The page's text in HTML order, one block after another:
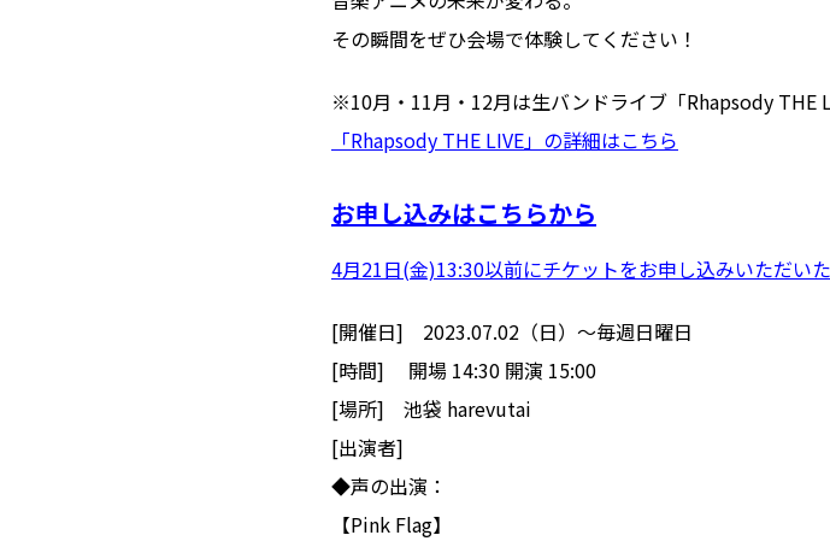
その瞬間をぜひ会場で体験してください！
※10月・11月・12月は生バンドライブ「Rhapsody THE
「Rhapsody THE LIVE」の詳細はこちら
お申し込みはこちらから
4月21日(金)13:30以前にチケットをお申し込みいただい
[開催日] 2023.07.02（日）〜毎週日曜日
[時間] 開場 14:30 開演 15:00
[場所] 池袋 harevutai
[出演者]
◆声の出演：
【Pink Flag】